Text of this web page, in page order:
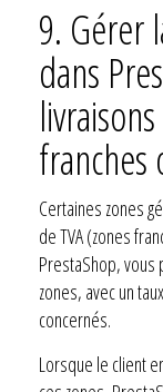
9. Gérer
dans
franches
Certaines zones
de TVA (zones
PrestaShop, vous
zones, avec un
concernés.
Lorsque le client